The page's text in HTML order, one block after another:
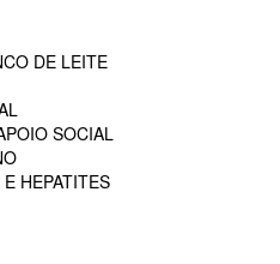
DE LEITE
SOCIAL
HEPATITES